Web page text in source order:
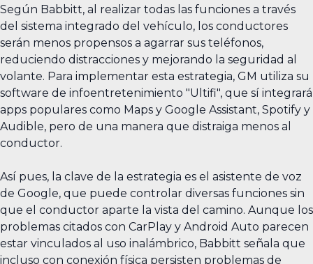
Según Babbitt, al realizar todas las funciones a través
del sistema integrado del vehículo, los conductores
serán menos propensos a agarrar sus teléfonos,
reduciendo distracciones y mejorando la seguridad al
volante. Para implementar esta estrategia, GM utiliza su
software de infoentretenimiento "Ultifi", que sí integrará
apps populares como Maps y Google Assistant, Spotify y
Audible, pero de una manera que distraiga menos al
conductor.
Así pues, la clave de la estrategia es el asistente de voz
de Google, que puede controlar diversas funciones sin
que el conductor aparte la vista del camino. Aunque los
problemas citados con CarPlay y Android Auto parecen
estar vinculados al uso inalámbrico, Babbitt señala que
incluso con conexión física persisten problemas de